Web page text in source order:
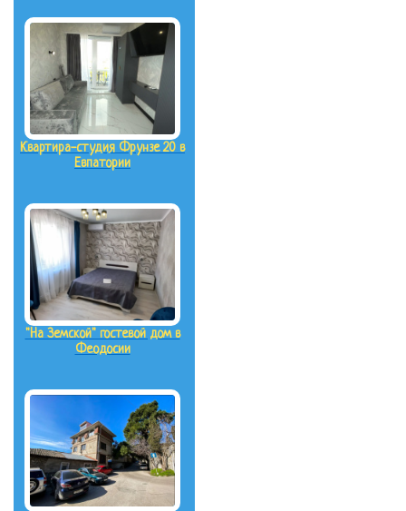
Квартира-студия Фрунзе 20 в
Евпатории
"На Земской" гостевой дом в
Феодосии